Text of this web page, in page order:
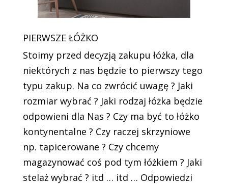
PIERWSZE ŁÓŻKO
Stoimy przed decyzją zakupu łóżka, dla
niektórych z nas będzie to pierwszy tego
typu zakup. Na co zwrócić uwagę ? Jaki
rozmiar wybrać ? Jaki rodzaj łóżka będzie
odpowieni dla Nas ? Czy ma być to łóżko
kontynentalne ? Czy raczej skrzyniowe
np. tapicerowane ? Czy chcemy
magazynować coś pod tym łóżkiem ? Jaki
stelaż wybrać ? itd … itd … Odpowiedzi